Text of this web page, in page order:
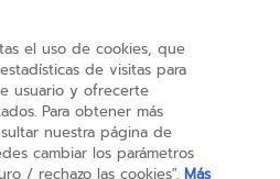
el uso de cookies, que
de visitas para
usuario y ofrecerte
Para obtener más
nuestra página de
cambiar los parámetros
/ rechazo las cookies". Más